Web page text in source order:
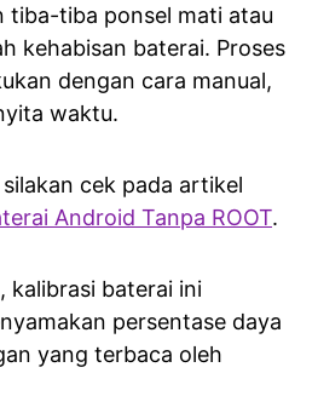
tiba-tiba ponsel mati atau
kehabisan baterai. Proses
dengan cara manual,
waktu.
cek pada artikel
Android Tanpa ROOT.
kalibrasi baterai ini
persentase daya
yang terbaca oleh